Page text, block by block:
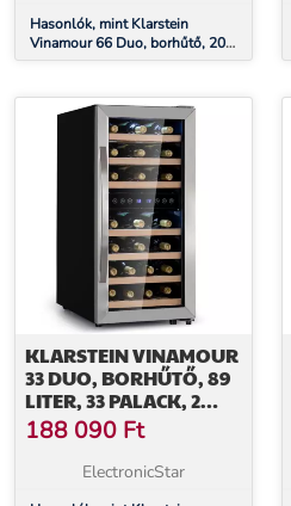
Hasonlók, mint Klarstein
Vinamour 66 Duo, borhűtő, 204
liter, 79 palack, 5 -18 °C, 2 zóna,
KLARSTEIN VINAMOUR
33 DUO, BORHŰTŐ, 89
LITER, 33 PALACK, 2
ZÓNA, 5-18 °C,
ÉRINTÉSVEZÉRLÉS
188 090 Ft
ElectronicStar